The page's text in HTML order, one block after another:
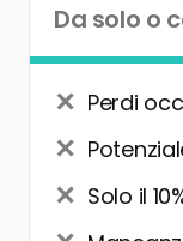
Da solo o
Perdi
Solo il